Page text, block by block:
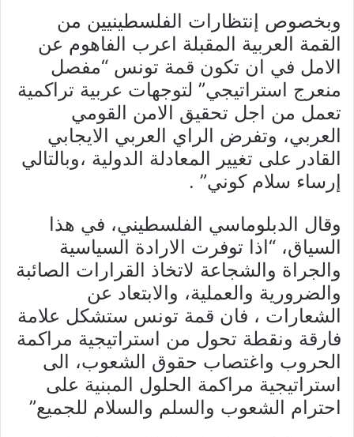
وبخصوص إنتظارات الفلسطينيين من
القمة العربية المقبلة اعرب الفاهوم عن
الامل في ان تكون قمة تونس “مفصل
منعرج استراتيجي” لتوجهات عربية تراكمية
تعمل من اجل تحقيق الامن القومي
العربي، وتفرض الراي العربي الايجابي
القادر على تغيير المعادلة الدولية ،وبالتالي
إرساء سلام كوني” .
وقال الدبلوماسي الفلسطيني، في هذا
السياق، “اذا توفرت الارادة السياسية
والجراة والشجاعة لاتخاذ القرارات الصائبة
والضرورية والعملية، والابتعاد عن
الشعارات ، فان قمة تونس ستشكل علامة
فارقة ونقطة تحول من استراتيجية مراكمة
الحروب واغتصاب حقوق الشعوب، الى
استراتيجية مراكمة الحلول المبنية على
احترام الشعوب والسلم والسلام للجميع”